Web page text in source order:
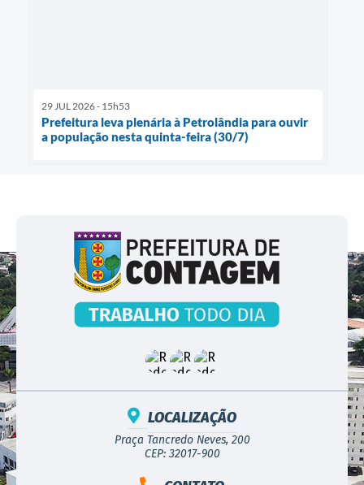
29 JUL 2026 - 15h53
Prefeitura leva plenária à Petrolândia para ouvir
a população nesta quinta-feira (30/7)
LOCALIZAÇÃO
Praça Tancredo Neves, 200
CEP: 32017-900